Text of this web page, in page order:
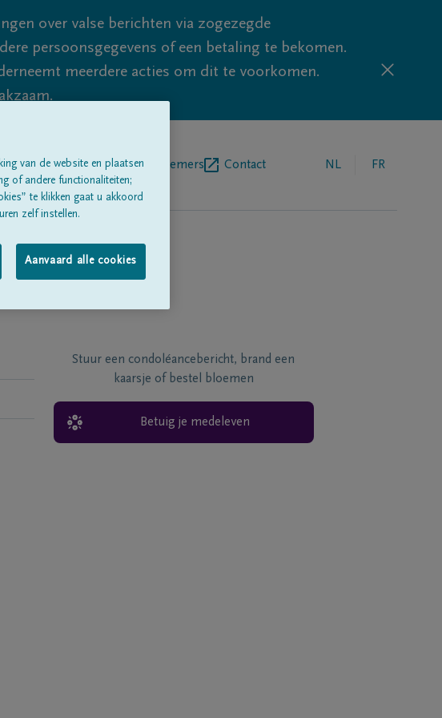
over valse berichten via zogezegde
persoonsgegevens of een betaling te bekomen.
meerdere acties om dit te voorkomen.
Over onsBegrafenisondernemers Contact NL FR
Stuur een condoléancebericht, brand een
kaarsje of bestel bloemen
Betuig je medeleven
van de website en plaatsen
of andere functionaliteiten;
te klikken gaat u akkoord
zelf instellen.
Aanvaard alle cookies